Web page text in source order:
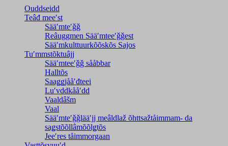
Ouddseidd
Teâđ meeʹst
Sääʹmteʹǧǧ
Reâuggmen Sääʹmteeʹǧǧest
Sääʹmkulttuurkõõskõs Sajos
Tuʹmmstõktuâjj
Sääʹmteeʹǧǧ sååbbar
Halltõs
Saaǥǥjååʹđteei
Luʹvddkååʹdd
Vaaldâšm
Vaal
Sääʹmteʹǧǧlääʹjj meâldlaž õhttsažtåimmam- da
saǥstõõllâmõõlǥtõs
Jeeʹres tåimmorgaan